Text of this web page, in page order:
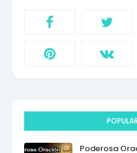
Poderosa